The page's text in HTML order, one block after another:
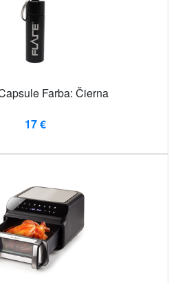
Farba: Čierna
17 €